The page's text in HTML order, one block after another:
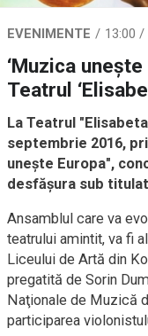
EVENIMENTE 13:00
‘Muzica
Teatrul
La Teatrul
septembrie 2016,
uneşte Europa",
desfăşura sub
Ansamblul care va
teatrului amintit, va fi
Liceului de Artă din
pregatită de Sorin
Naţionale de Muzică
participarea